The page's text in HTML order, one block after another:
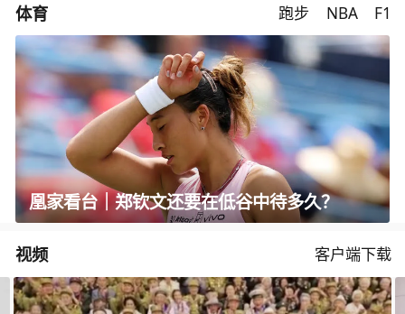
体育 跑步 NBA F1
凰家看台｜郑钦文还要在低谷中待多久？
视频 客户端下载